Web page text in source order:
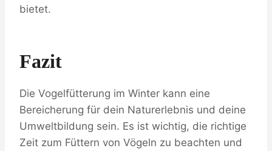
bietet.
Fazit
Die Vogelfütterung im Winter kann eine
Bereicherung für dein Naturerlebnis und deine
Umweltbildung sein. Es ist wichtig, die richtige
Zeit zum Füttern von Vögeln zu beachten und